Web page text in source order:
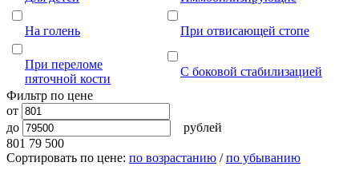
На голень При отвисающей стопе
При переломе
пяточной кости
С боковой стабилизацией
Фильтр по цене
от
до
рублей
801 79 500
Сортировать по цене: по возрастанию /по убыванию